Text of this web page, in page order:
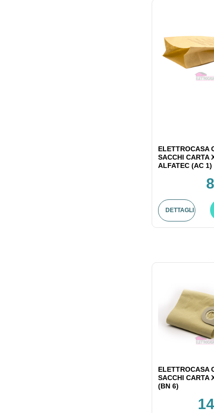
ELETTROCASA
SACCHI CARTA
ALFATEC (AC 1)
DETTAGLI
ELETTROCASA
SACCHI CARTA
(BN 6)